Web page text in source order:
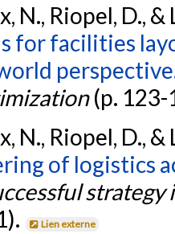
N., Riopel, D.,
for facilities
(p.
N., Riopel, D.,
of logistics
strategy
Lien externe